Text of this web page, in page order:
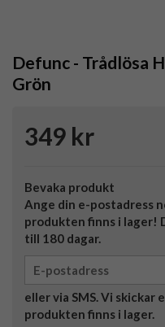
Defunc - Trådlösa
Grön
349 kr
Bevaka produkt
Ange din e-postadress
produkten finns i lager!
till 180 dagar.
eller via SMS. Vi
produkten finns i lager.